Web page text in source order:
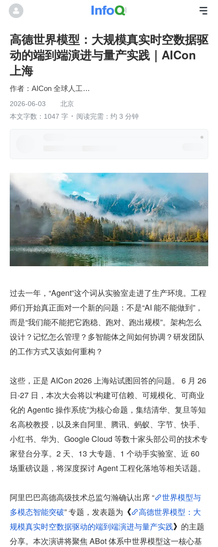
高德世界模型：大规模真实时空数据驱
动的端到端演进与量产实践｜AICon
上海
AICon 全球人工智能开发与应用大会
2026-06-03
北京
本文字数：1047 字
阅读完需：约 3 分钟
过去一年，“Agent”这个词从实验室走进了生产环境。工程
师们开始真正面对一个新的问题：不是“AI 能不能做到”，
而是“我们能不能把它跑稳、跑对、跑出规模”。架构怎么
设计？记忆怎么管理？多智能体之间如何协调？研发团队
的工作方式又该如何重构？
这些，正是 AICon 2026 上海站试图回答的问题。 6 月 26
日-27 日，本次大会将以“构建可信赖、可规模化、可商业
化的 Agentic 操作系统”为核心命题，集结清华、复旦等知
名高校教授，以及来自阿里、腾讯、蚂蚁、字节、快手、
小红书、华为、Google Cloud 等数十家头部公司的技术专
家登台分享。2 天、13 大专题、1 个动手实验室、近 60
场重磅议题，将深度探讨 Agent 工程化落地等相关话题。
阿里巴巴高德高级技术总监匀瀚确认出席 “
世界模型与
多模态智能突破” 专题，发表题为 《
高德世界模型：大
规模真实时空数据驱动的端到端演进与量产实践》 的主题
分享。本次演讲将聚焦 ABot 体系中世界模型这一核心基